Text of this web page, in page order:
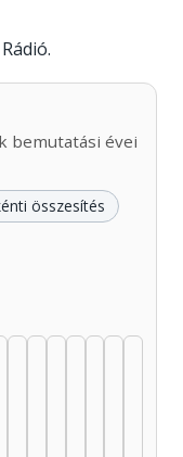
bemutatási évei
összesítés